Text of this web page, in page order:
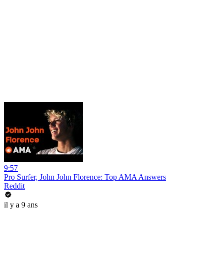
9:57
Pro Surfer, John John Florence: Top AMA Answers
Reddit
il y a 9 ans